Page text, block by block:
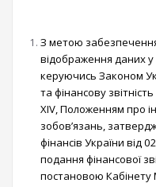
З метою
відображення даних у
керуючись Законом
та фінансову
XIV, Положенням про
зобов’язань,
фінансів України від
подання фінансової
постановою Кабінету